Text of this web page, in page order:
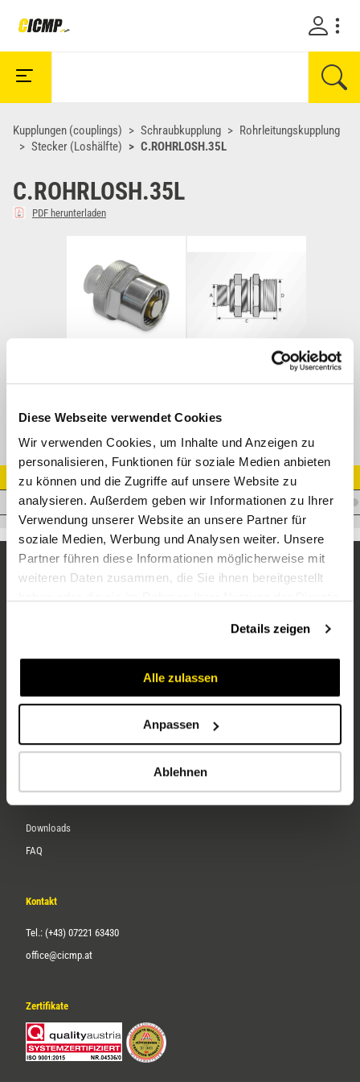
Diese Webseite verwendet Cookies
Wir verwenden Cookies, um Inhalte und Anzeigen zu
personalisieren, Funktionen für soziale Medien anbieten
zu können und die Zugriffe auf unsere Website zu
analysieren. Außerdem geben wir Informationen zu Ihrer
Verwendung unserer Website an unsere Partner für
soziale Medien, Werbung und Analysen weiter. Unsere
Partner führen diese Informationen möglicherweise mit
weiteren Daten zusammen, die Sie ihnen bereitgestellt
Details zeigen
Alle zulassen
Anpassen
Ablehnen
Kupplungen (couplings) Schraubkupplung
Rohrleitungskupplung
Stecker (Loshälfte)
C.ROHRLOSH.35L
C.ROHRLOSH.35L
PDF herunterladen
Artikel Nr.
C.ROHRLOSH.35L
Karriere
Downloads
FAQ
Kontakt
Tel.: (+43) 07221 63430
office@cicmp.at
Zertifikate